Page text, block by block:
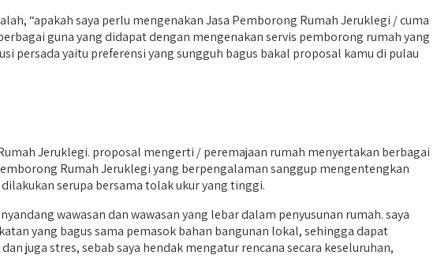
“apakah saya perlu mengenakan Jasa Pemborong Rumah Jeruklegi / cuma
guna yang didapat dengan mengenakan servis pemborong rumah yang
persada yaitu preferensi yang sungguh bagus bakal proposal kamu di pulau
Jeruklegi. proposal mengerti / peremajaan rumah menyertakan berbagai
Rumah Jeruklegi yang berpengalaman sanggup mengentengkan
serupa bersama tolak ukur yang tinggi.
wawasan dan wawasan yang lebar dalam penyusunan rumah. saya
yang bagus sama pemasok bahan bangunan lokal, sehingga dapat
juga stres, sebab saya hendak mengatur rencana secara keseluruhan,